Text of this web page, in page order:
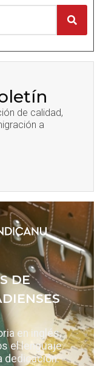
de calidad,
a
DE
en inglés,
el lenguaje
dedicación.